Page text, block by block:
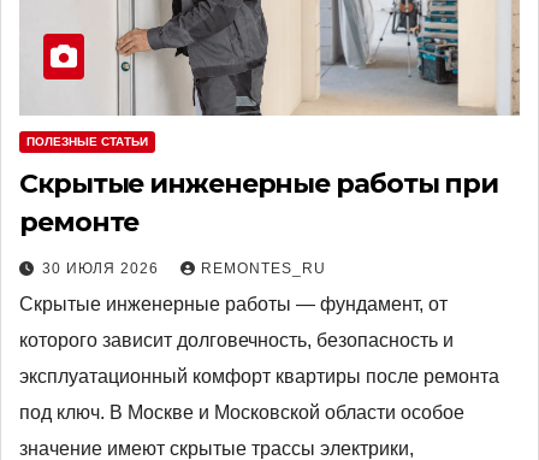
ПОЛЕЗНЫЕ СТАТЬИ
Скрытые инженерные работы при
ремонте
30 ИЮЛЯ 2026 REMONTES_RU
Скрытые инженерные работы — фундамент, от
которого зависит долговечность, безопасность и
эксплуатационный комфорт квартиры после ремонта
под ключ. В Москве и Московской области особое
значение имеют скрытые трассы электрики,